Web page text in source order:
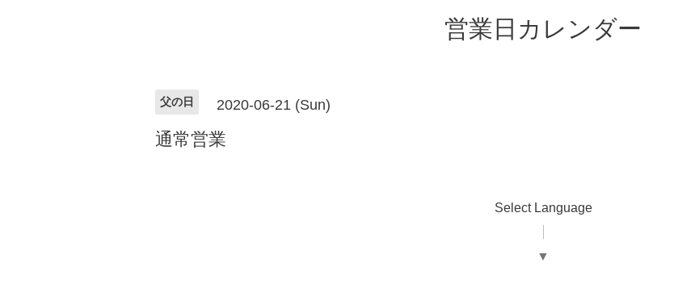
営業日カレンダー
父の日 2020-06-21 (Sun)
通常営業
Select Language
▼